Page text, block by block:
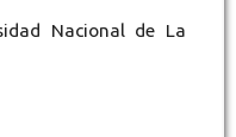
Nacional de La